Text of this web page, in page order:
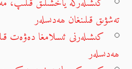
تەشۋىق قىلىنغان ھەدىسلەر
كىشىلەرنى ئىسلامغا دەۋەت
ھەدىسلەر